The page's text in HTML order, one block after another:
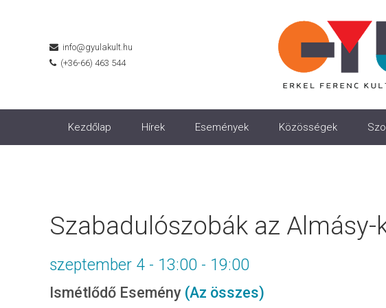
info@gyulakult.hu
(+36-66) 463 544
Kezdőlap Hírek Események Közösségek
Szabadulószobák az Almásy-
szeptember 4 - 13:00 - 19:00
Ismétlődő Esemény (Az összes)